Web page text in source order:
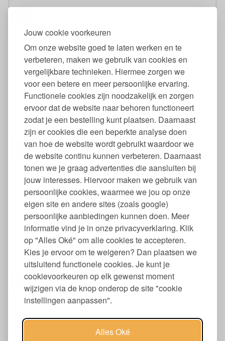
Jouw cookie voorkeuren
Om onze website goed te laten werken en te
verbeteren, maken we gebruik van cookies en
vergelijkbare technieken. Hiermee zorgen we
voor een betere en meer persoonlijke ervaring.
Functionele cookies zijn noodzakelijk en zorgen
ervoor dat de website naar behoren functioneert
zodat je een bestelling kunt plaatsen. Daarnaast
zijn er cookies die een beperkte analyse doen
van hoe de website wordt gebruikt waardoor we
de website continu kunnen verbeteren. Daarnaast
tonen we je graag advertenties die aansluiten bij
jouw interesses. Hiervoor maken we gebruik van
persoonlijke cookies, waarmee we jou op onze
eigen site en andere sites (zoals google)
persoonlijke aanbiedingen kunnen doen. Meer
informatie vind je in onze privacyverklaring. Klik
op "Alles Oké" om alle cookies te accepteren.
Kies je ervoor om te weigeren? Dan plaatsen we
uitsluitend functionele cookies. Je kunt je
cookievoorkeuren op elk gewenst moment
wijzigen via de knop onderop de site "cookie
instellingen aanpassen".
Alles Oké
Bouwpakket draaimolen op zonne-energie
16,
Bouwpakket F1 Racewagen op Zonne-energie